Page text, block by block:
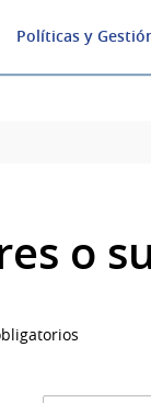
Políticas y
o